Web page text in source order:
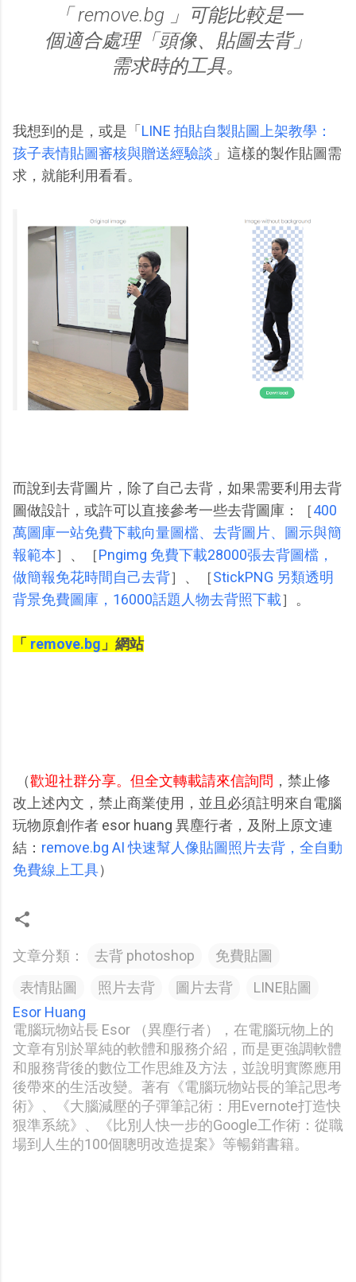
「 remove.bg 」可能比較是一
個適合處理「頭像、貼圖去背」
需求時的工具。
我想到的是，或是「 LINE 拍貼自製貼圖上架教學：
孩子表情貼圖審核與贈送經驗談 」這樣的製作貼圖需
求，就能利用看看。
而說到去背圖片，除了自己去背，如果需要利用去背
圖做設計，或許可以直接參考一些去背圖庫：［400
萬圖庫一站免費下載向量圖檔、去背圖片、圖示與簡
報範本］、［Pngimg 免費下載28000張去背圖檔，
做簡報免花時間自己去背］、［StickPNG 另類透明
背景免費圖庫，16000話題人物去背照下載］。
「 remove.bg 」網站
（歡迎社群分享。但全文轉載請來信詢問 ，禁止修
改上述內文，禁止商業使用，並且必須註明來自電腦
玩物原創作者 esor huang 異塵行者，及附上原文連
結： remove.bg AI 快速幫人像貼圖照片去背，全自動
免費線上工具）
文章分類： 去背 photoshop
免費貼圖
表情貼圖
照片去背 圖片去背
LINE貼圖
Esor Huang
電腦玩物站長 Esor （異塵行者），在電腦玩物上的
文章有別於單純的軟體和服務介紹，而是更強調軟體
和服務背後的數位工作思維及方法，並說明實際應用
後帶來的生活改變。著有《電腦玩物站長的筆記思考
術》、《大腦減壓的子彈筆記術：用Evernote打造快
狠準系統》、《比別人快一步的Google工作術：從職
場到人生的100個聰明改造提案》等暢銷書籍。